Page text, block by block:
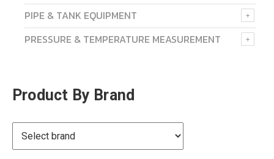
PIPE & TANK EQUIPMENT
PRESSURE & TEMPERATURE MEASUREMENT
Product By Brand